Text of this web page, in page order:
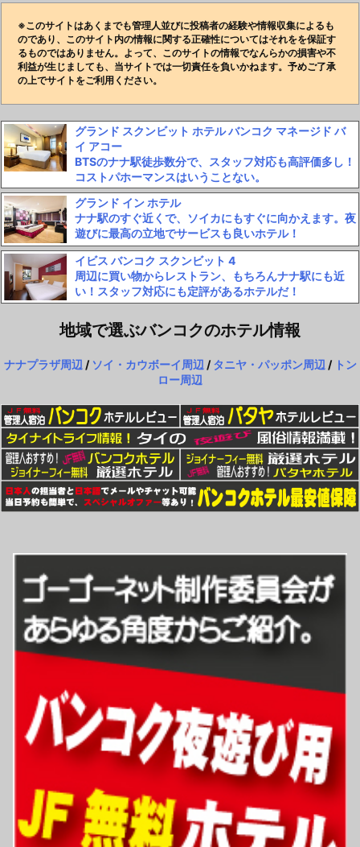
※このサイトはあくまでも管理人並びに投稿者の経験や情報収集によるも
のであり、このサイト内の情報に関する正確性についてはそれをを保証す
るものではありません。よって、このサイトの情報でなんらかの損害や不
利益が生じましても、当サイトでは一切責任を負いかねます。予めご了承
の上でサイトをご利用ください。
グランド スクンビット ホテル バンコク マネージド バ
イ アコー
BTSのナナ駅徒歩数分で、スタッフ対応も高評価多し！
コストパホーマンスはいうことない。
グランド イン ホテル
ナナ駅のすぐ近くで、ソイカにもすぐに向かえます。夜
遊びに最高の立地でサービスも良いホテル！
イビス バンコク スクンビット 4
周辺に買い物からレストラン、もちろんナナ駅にも近
い！スタッフ対応にも定評があるホテルだ！
地域で選ぶバンコクのホテル情報
ナナプラザ周辺 / ソイ・カウボーイ周辺 /タニヤ・パッポン周辺 / トン
ロー周辺